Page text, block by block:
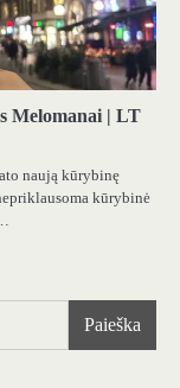
Melomanai | LT
naują kūrybinę
kūrybinė
Paieška